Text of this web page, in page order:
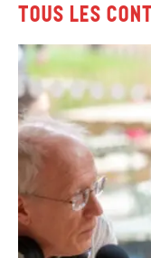
Tous les